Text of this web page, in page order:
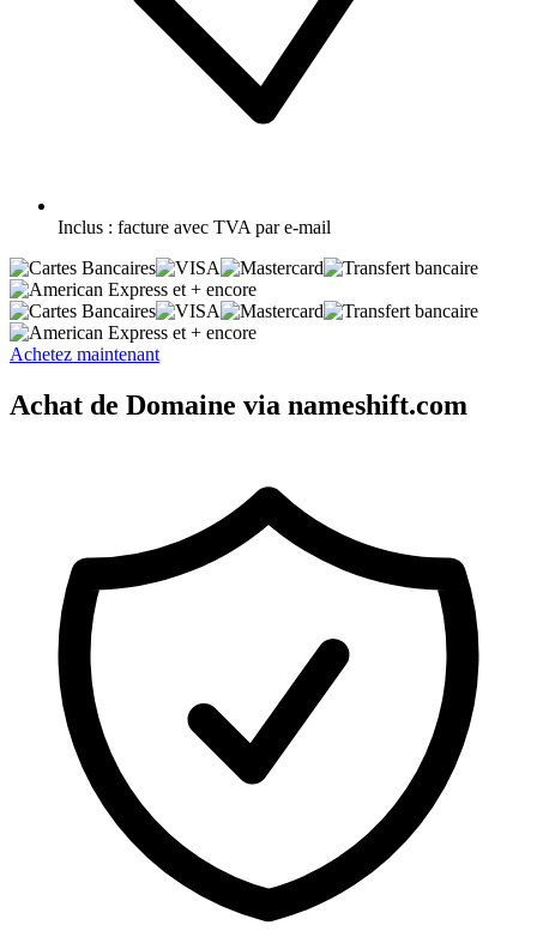
Inclus : facture avec TVA par e-mail
et + encore
et + encore
Achetez maintenant
Achat de Domaine via nameshift.com